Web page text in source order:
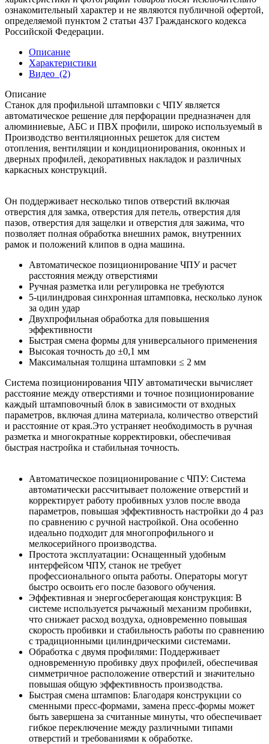
ознакомительный характер и не являются публичной офертой,
определяемой пунктом 2 статьи 437 Гражданского кодекса
Российской Федерации.
Описание
Характеристики
Видео (2)
Описание
Станок для профильной штамповки с ЧПУ является
автоматическое решение для перфорации предназначен для
алюминиевые, АБС и ПВХ профили, широко используемый в
Производство вентиляционных решеток для систем
отопления, вентиляции и кондиционирования, оконных и
дверных профилей, декоративных накладок и различных
каркасных конструкций.
Он поддерживает несколько типов отверстий включая
отверстия для замка, отверстия для петель, отверстия для
пазов, отверстия для защелки и отверстия для зажима, что
позволяет полная обработка внешних рамок, внутренних
рамок и положений клипов в одна машина.
Автоматическое позиционирование ЧПУ и расчет
расстояния между отверстиями
Ручная разметка или регулировка не требуются
5-цилиндровая синхронная штамповка, несколько лунок
за один удар
Двухпрофильная обработка для повышения
эффективности
Быстрая смена формы для универсального применения
Высокая точность до ±0,1 мм
Максимальная толщина штамповки ≤ 2 мм
Система позиционирования ЧПУ автоматически вычисляет
расстояние между отверстиями и точное позиционирование
каждый штамповочный блок в зависимости от входных
параметров, включая длина материала, количество отверстий
и расстояние от края.Это устраняет необходимость в ручная
разметка и многократные корректировки, обеспечивая
быстрая настройка и стабильная точность.
Автоматическое позиционирование с ЧПУ: Система
автоматически рассчитывает положение отверстий и
корректирует работу пробивных узлов после ввода
параметров, повышая эффективность настройки до 4 раз
по сравнению с ручной настройкой. Она особенно
идеально подходит для многопрофильного и
мелкосерийного производства.
Простота эксплуатации: Оснащенный удобным
интерфейсом ЧПУ, станок не требует
профессионального опыта работы. Операторы могут
быстро освоить его после базового обучения.
Эффективная и энергосберегающая конструкция: В
системе используется рычажный механизм пробивки,
что снижает расход воздуха, одновременно повышая
скорость пробивки и стабильность работы по сравнению
с традиционными цилиндрическими системами.
Обработка с двумя профилями: Поддерживает
одновременную пробивку двух профилей, обеспечивая
симметричное расположение отверстий и значительно
повышая общую эффективность производства.
Быстрая смена штампов: Благодаря конструкции со
сменными пресс-формами, замена пресс-формы может
быть завершена за считанные минуты, что обеспечивает
гибкое переключение между различными типами
отверстий и требованиями к обработке.